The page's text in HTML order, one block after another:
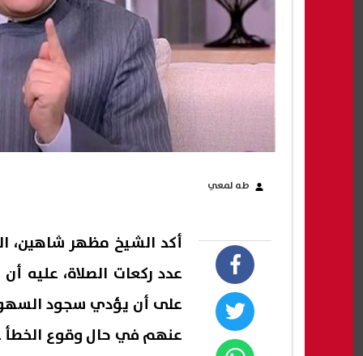
طه لمعي
أكد الشيخ مظهر شاهين،
عدد ركعات الصلاة، عليه
على أن يؤدي سجود السهو
عنهم في حال وقوع الخطأ